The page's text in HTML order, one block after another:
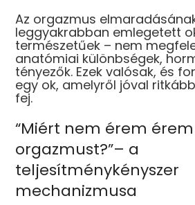
Az orgazmus
leggyakrabban emlegetett
természetűek – nem
anatómiai különbségek,
tényezők. Ezek valósak, és
egy ok, amelyről jóval
fej.
“Miért nem érem
orgazmust?”– a
teljesítménykényszer
mechanizmusa